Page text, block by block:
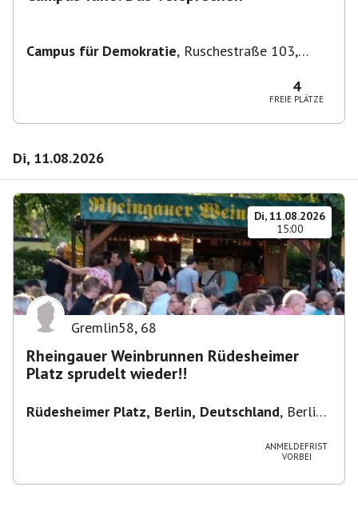
Campus für Demokratie, Ruschestraße 103,
4
FREIE PLÄTZE
Di, 11.08.2026
Di, 11.08.2026
15:00
Gremlin58, 68
Rheingauer Weinbrunnen Rüdesheimer
Platz sprudelt wieder!!
Rüdesheimer Platz, Berlin, Deutschland, Berlin-
ANMELDEFRIST
VORBEI